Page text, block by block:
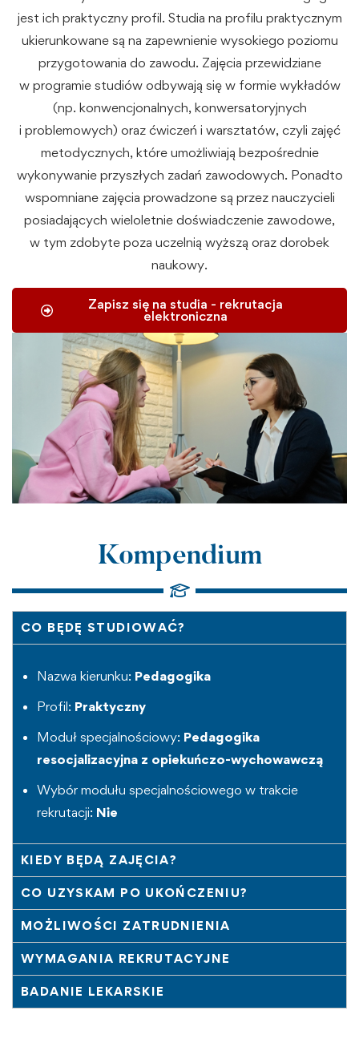
jest ich praktyczny profil. Studia na profilu praktycznym
ukierunkowane są na zapewnienie wysokiego poziomu
przygotowania do zawodu. Zajęcia przewidziane
w programie studiów odbywają się w formie wykładów
(np. konwencjonalnych, konwersatoryjnych
i problemowych) oraz ćwiczeń i warsztatów, czyli zajęć
metodycznych, które umożliwiają bezpośrednie
wykonywanie przyszłych zadań zawodowych. Ponadto
wspomniane zajęcia prowadzone są przez nauczycieli
posiadających wieloletnie doświadczenie zawodowe,
w tym zdobyte poza uczelnią wyższą oraz dorobek
naukowy.
Zapisz się na studia - rekrutacja
elektroniczna
Kompendium
CO BĘDĘ STUDIOWAĆ?
Nazwa kierunku: Pedagogika
Profil: Praktyczny
Moduł specjalnościowy: Pedagogika
resocjalizacyjna z opiekuńczo-wychowawczą
Wybór modułu specjalnościowego w trakcie
rekrutacji: Nie
KIEDY BĘDĄ ZAJĘCIA?
CO UZYSKAM PO UKOŃCZENIU?
MOŻLIWOŚCI ZATRUDNIENIA
WYMAGANIA REKRUTACYJNE
BADANIE LEKARSKIE